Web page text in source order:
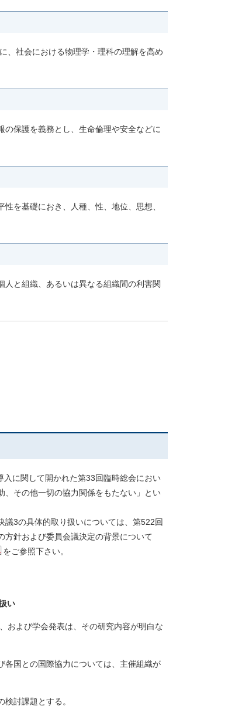
、社会における物理学・理科の理解を高め
保護を義務とし、生命倫理や安全などに
を基礎におき、人種、性、地位、思想、
と組織、あるいは異なる組織間の利害関
に関して開かれた第33回臨時総会におい
、その他一切の協力関係をもたない」とい
3の具体的取り扱いについては、第522回
針および委員会議決定の背景について
をご参照下さい。
い
および学会発表は、その研究内容が明白な
各国との国際協力については、主催組織が
討課題とする。